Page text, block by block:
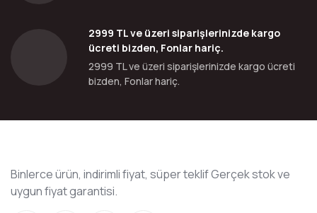
2999 TL ve üzeri siparişlerinizde kargo
ücreti bizden, Fonlar hariç.
2999 TL ve üzeri siparişlerinizde kargo ücreti
bizden, Fonlar hariç.
Binlerce ürün, indirimli fiyat, süper teklif Gerçek stok ve
uygun fiyat garantisi.